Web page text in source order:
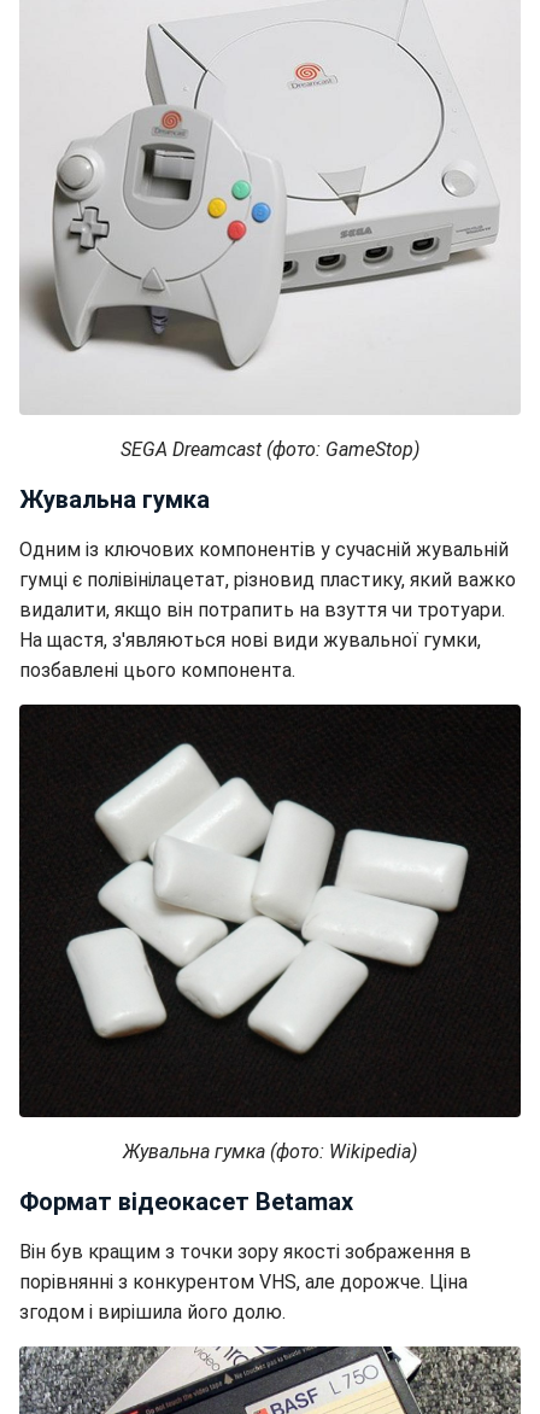
SEGA Dreamcast (фото: GameStop)
Жувальна гумка
Одним із ключових компонентів у сучасній жувальній
гумці є полівінілацетат, різновид пластику, який важко
видалити, якщо він потрапить на взуття чи тротуари.
На щастя, з'являються нові види жувальної гумки,
позбавлені цього компонента.
Жувальна гумка (фото: Wikipedia)
Формат відеокасет Betamax
Він був кращим з точки зору якості зображення в
порівнянні з конкурентом VHS, але дорожче. Ціна
згодом і вирішила його долю.